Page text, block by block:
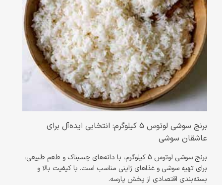
برنج سوشی لوتوس 5 کیلوگرم: انتخابی ایده‌آل برای
عاشقان سوشی
برنج سوشی لوتوس 5 کیلوگرم، با دانه‌های چسبناک و طعم طبیعی،
برای تهیه سوشی و غذاهای ژاپنی مناسب است. با کیفیت بالا و
بسته‌بندی اقتصادی از پخش پارسه.